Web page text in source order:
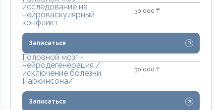
исследование на
нейроваскулярный
конфликт
30 000 ₸
Записаться
Головной мозг +
нейродегенерация /
исключение болезни
Паркинсона/
30 000 ₸
Записаться